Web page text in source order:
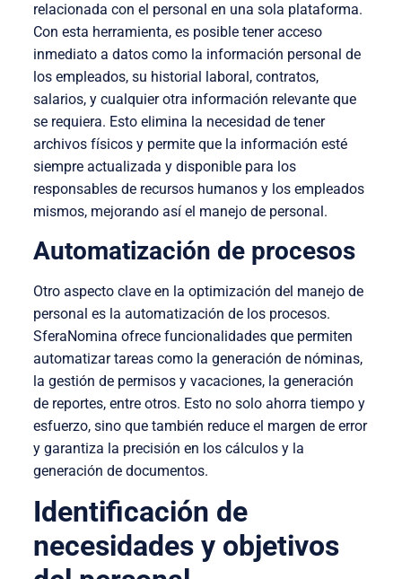
relacionada con el personal en una sola plataforma.
Con esta herramienta, es posible tener acceso
inmediato a datos como la información personal de
los empleados, su historial laboral, contratos,
salarios, y cualquier otra información relevante que
se requiera. Esto elimina la necesidad de tener
archivos físicos y permite que la información esté
siempre actualizada y disponible para los
responsables de recursos humanos y los empleados
mismos, mejorando así el manejo de personal.
Automatización de procesos
Otro aspecto clave en la optimización del manejo de
personal es la automatización de los procesos.
SferaNomina ofrece funcionalidades que permiten
automatizar tareas como la generación de nóminas,
la gestión de permisos y vacaciones, la generación
de reportes, entre otros. Esto no solo ahorra tiempo y
esfuerzo, sino que también reduce el margen de error
y garantiza la precisión en los cálculos y la
generación de documentos.
Identificación de
necesidades y objetivos